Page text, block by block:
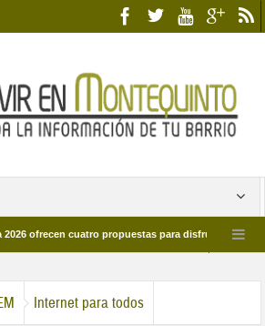
cuatro propuestas para disfrutar del deporte
Internet para todos